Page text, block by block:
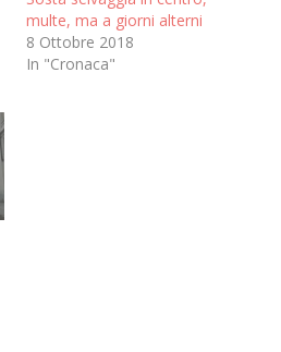
multe, ma a giorni alterni
8 Ottobre 2018
In "Cronaca"